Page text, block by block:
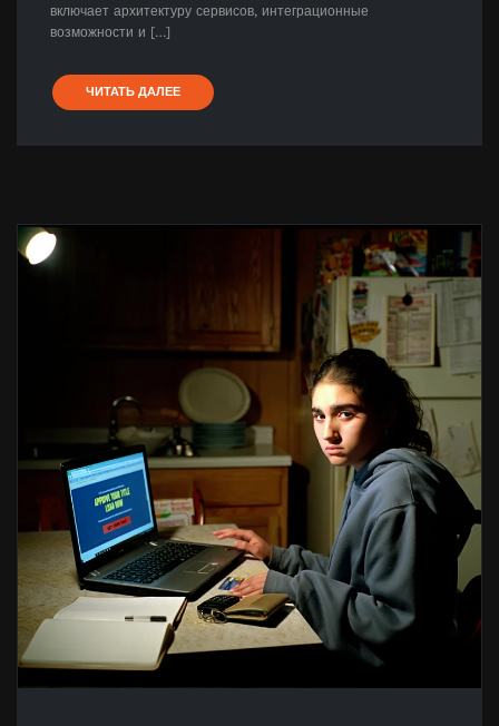
включает архитектуру сервисов, интеграционные
возможности и […]
ЧИТАТЬ ДАЛЕЕ